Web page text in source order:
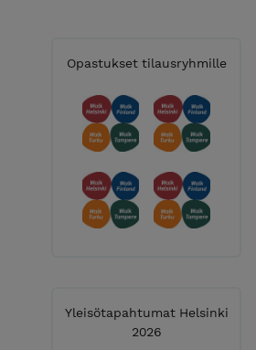
Opastukset tilausryhmille
Yleisötapahtumat Helsinki
2026